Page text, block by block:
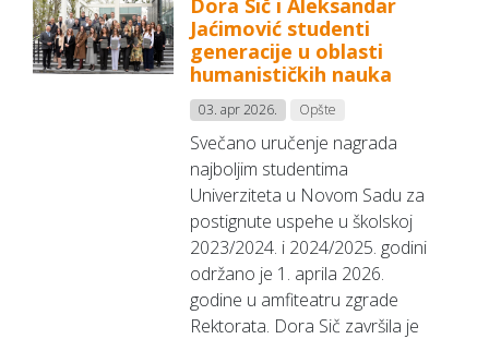
Dora Sič i Aleksandar
Jaćimović studenti
generacije u oblasti
humanističkih nauka
03. apr 2026. Opšte
Svečano uručenje nagrada
najboljim studentima
Univerziteta u Novom Sadu za
postignute uspehe u školskoj
2023/2024. i 2024/2025. godini
održano je 1. aprila 2026.
godine u amfiteatru zgrade
Rektorata. Dora Sič završila je